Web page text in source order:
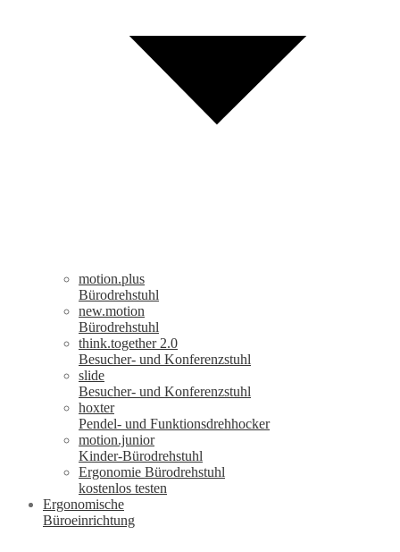
motion.plus
Bürodrehstuhl
new.motion
Bürodrehstuhl
think.together 2.0
Besucher- und Konferenzstuhl
slide
Besucher- und Konferenzstuhl
hoxter
Pendel- und Funktionsdrehhocker
motion.junior
Kinder-Bürodrehstuhl
Ergonomie Bürodrehstuhl
kostenlos testen
Ergonomische
Büroeinrichtung